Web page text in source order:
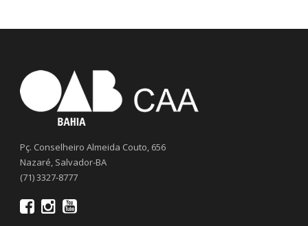
Pç. Conselheiro Almeida Couto, 656
Nazaré, Salvador-BA
(71) 3327-8777